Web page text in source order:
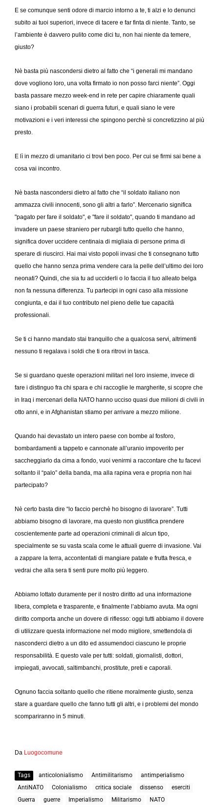
E se comunque senti odore di marcio intorno a te, ti alzi e lo denunci
subito ai tuoi superiori, invece di tacere e far finta di niente. Tanto, se
l’ambiente è davvero pulito come dici tu, non hai niente da temere,
giusto?
Nè basta più nascondersi dietro al fatto che “i generali mi mandano
dove vogliono loro, una volta firmato io non posso farci niente”. Oggi
basta passare mezzo week-end in rete per capire chiaramente quali
siano i probabili scenari di guerra futuri, e quali siano le vere
motivazioni e i veri interessi che spingono perchè si concretizzino al più
presto.
E lì in mezzo di umanitario ci trovi ben poco. Per cui se firmi sai bene a
cosa vai incontro.
Nè basta nascondersi dietro al fatto che “il soldato italiano non
ammazza civili innocenti, sono gli altri a farlo”. Mercenario significa
"pagato per fare il soldato", e "fare il soldato", quando ti mandano ad
invadere un paese straniero per rubargli tutto quello che hanno,
significa dover uccidere centinaia di migliaia di persone prima di
sperare di riuscirci. Hai mai visto popoli invasi che ti consegnano tutto
quello che hanno senza prima vendere cara la pelle dell’ultimo dei loro
neonati? Quindi, che sia tu ad ucciderli o lo faccia il tuo alleato belga
non fa nessuna differenza. Tu partecipi in ogni caso alla missione
congiunta, e dai il tuo contributo nel pieno delle tue capacità
professionali.
Se ti ci hanno mandato stai tranquillo che a qualcosa servi, altrimenti
nessuno ti regalava i soldi che ti ora ritrovi in tasca.
Se si guardano queste operazioni militari nel loro insieme, invece di
fare i distinguo fra chi spara e chi raccoglie le margherite, si scopre che
in Iraq i mercenari della NATO hanno ucciso quasi due milioni di civili in
otto anni, e in Afghanistan stiamo per arrivare a mezzo milione.
Quando hai devastato un intero paese con bombe al fosforo,
bombardamenti a tappeto e cannonate all’uranio impoverito per
saccheggiarlo da cima a fondo, vuoi venirmi a raccontare che tu facevi
soltanto il “palo” della banda, ma alla rapina vera e propria non hai
partecipato?
Nè certo basta dire “lo faccio perchè ho bisogno di lavorare”. Tutti
abbiamo bisogno di lavorare, ma questo non giustifica prendere
coscientemente parte ad operazioni criminali di alcun tipo,
specialmente se su vasta scala come le attuali guerre di invasione. Vai
a zappare la terra, accontentati di mangiare patate e frutta fresca, e
vedrai che alla sera ti senti pure molto più leggero.
Abbiamo lottato duramente per il nostro diritto ad una informazione
libera, completa e trasparente, e finalmente l’abbiamo avuta. Ma ogni
diritto comporta anche un dovere di riflesso: oggi tutti abbiamo il dovere
di utilizzare questa informazione nel modo migliore, smettendola di
nasconderci dietro a un dito ed assumendoci ciascuno le proprie
responsabilità. E questo vale per tutti: soldati, giornalisti, dottori,
impiegati, avvocati, saltimbanchi, prostitute, preti e caporali.
Ognuno faccia soltanto quello che ritiene moralmente giusto, senza
stare a guardare quello che fanno tutti gli altri, e i problemi del mondo
scompariranno in 5 minuti.
Da Luogocomune
Tags anticolonialismo Antimilitarismo
antimperialismo
AntiNATO
Colonialismo critica sociale dissenso
eserciti
Guerra
guerre Imperialismo Militarismo
NATO